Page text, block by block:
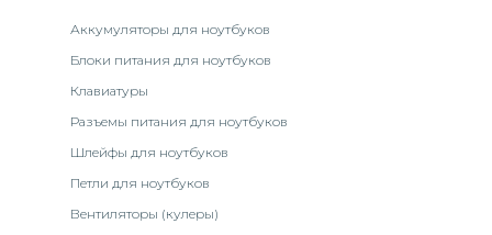
Аккумуляторы для ноутбуков
Блоки питания для ноутбуков
Клавиатуры
Разъемы питания для ноутбуков
Шлейфы для ноутбуков
Петли для ноутбуков
Вентиляторы (кулеры)